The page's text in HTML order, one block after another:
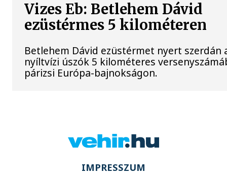
Vizes Eb: Betlehem Dávid
ezüstérmes 5 kilométeren
Betlehem Dávid ezüstérmet nyert szerdán
nyíltvízi úszók 5 kilométeres
párizsi Európa-bajnokságon.
IMPRESSZUM